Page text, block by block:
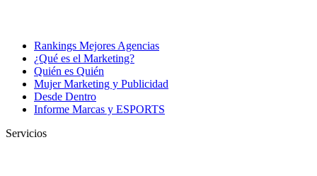
Rankings Mejores Agencias
¿Qué es el Marketing?
Quién es Quién
Mujer Marketing y Publicidad
Desde Dentro
Informe Marcas y ESPORTS
Servicios